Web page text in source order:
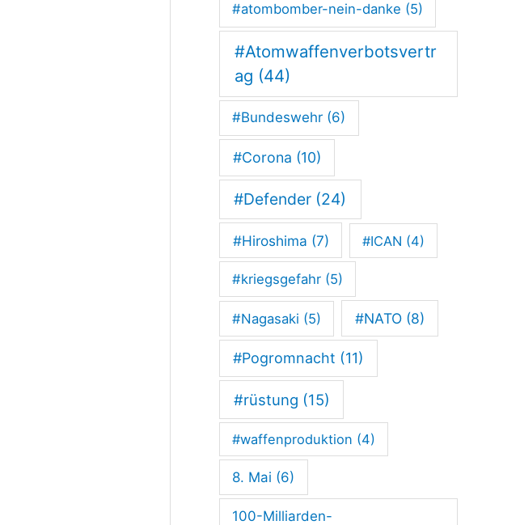
#atombomber-nein-danke (5)
#Atomwaffenverbotsvertr
ag (44)
#Bundeswehr (6)
#Corona (10)
#Defender (24)
#Hiroshima (7) #ICAN (4)
#kriegsgefahr (5)
#Nagasaki (5) #NATO(8)
#Pogromnacht (11)
#rüstung (15)
#waffenproduktion (4)
8. Mai (6)
100-Milliarden-